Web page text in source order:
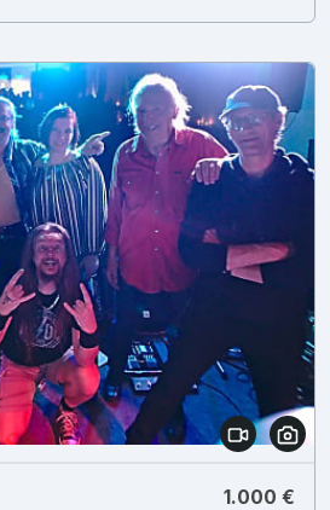
1.000 €